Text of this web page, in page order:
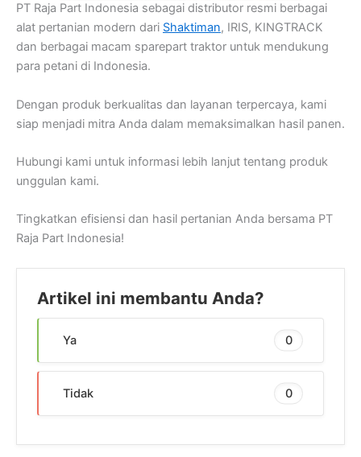
PT Raja Part Indonesia sebagai distributor resmi berbagai
alat pertanian modern dari Shaktiman, IRIS, KINGTRACK
dan berbagai macam sparepart traktor untuk mendukung
para petani di Indonesia.
Dengan produk berkualitas dan layanan terpercaya, kami
siap menjadi mitra Anda dalam memaksimalkan hasil panen.
Hubungi kami untuk informasi lebih lanjut tentang produk
unggulan kami.
Tingkatkan efisiensi dan hasil pertanian Anda bersama PT
Raja Part Indonesia!
Artikel ini membantu Anda?
Ya 0
Tidak 0